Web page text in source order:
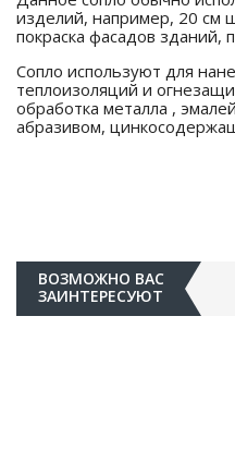
изделий, например, 20 см
покраска фасадов зданий,
Сопло используют для
теплоизоляций и
обработка металла ,
абразивом,
ВОЗМОЖНО ВАС
ЗАИНТЕРЕСУЮТ